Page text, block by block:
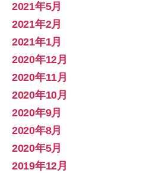
2021年5月
2021年2月
2021年1月
2020年12月
2020年11月
2020年10月
2020年9月
2020年8月
2020年5月
2019年12月